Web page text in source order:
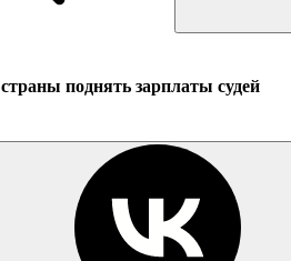
поднять зарплаты судей